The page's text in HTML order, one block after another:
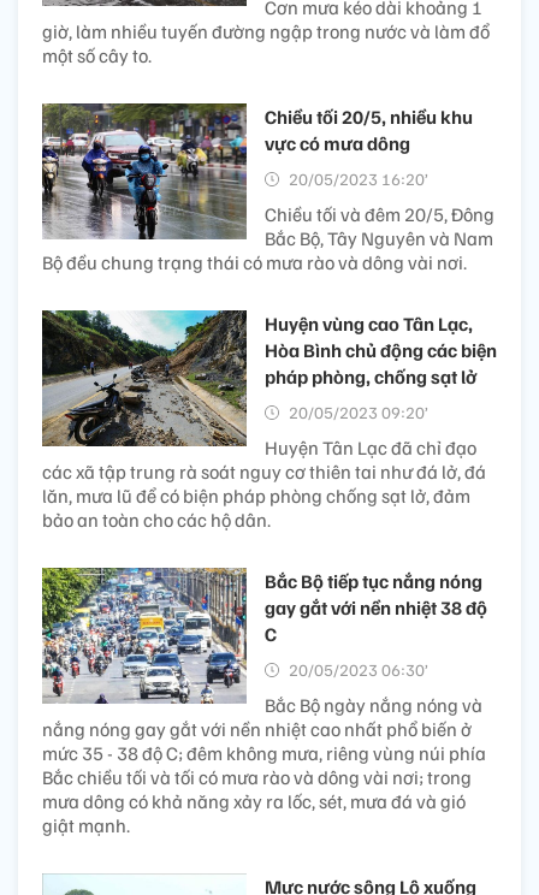
Cơn mưa kéo dài khoảng 1
giờ, làm nhiều tuyến đường ngập trong nước và làm đổ
một số cây to.
Chiều tối 20/5, nhiều khu
vực có mưa dông
20/05/2023 16:20’
Chiều tối và đêm 20/5, Đông
Bắc Bộ, Tây Nguyên và Nam
Bộ đều chung trạng thái có mưa rào và dông vài nơi.
Huyện vùng cao Tân Lạc,
Hòa Bình chủ động các biện
pháp phòng, chống sạt lở
20/05/2023 09:20’
Huyện Tân Lạc đã chỉ đạo
các xã tập trung rà soát nguy cơ thiên tai như đá lở, đá
lăn, mưa lũ để có biện pháp phòng chống sạt lở, đảm
bảo an toàn cho các hộ dân.
Bắc Bộ tiếp tục nắng nóng
gay gắt với nền nhiệt 38 độ
C
20/05/2023 06:30’
Bắc Bộ ngày nắng nóng và
nắng nóng gay gắt với nền nhiệt cao nhất phổ biến ở
mức 35 - 38 độ C; đêm không mưa, riêng vùng núi phía
Bắc chiều tối và tối có mưa rào và dông vài nơi; trong
mưa dông có khả năng xảy ra lốc, sét, mưa đá và gió
giật mạnh.
Mực nước sông Lô xuống